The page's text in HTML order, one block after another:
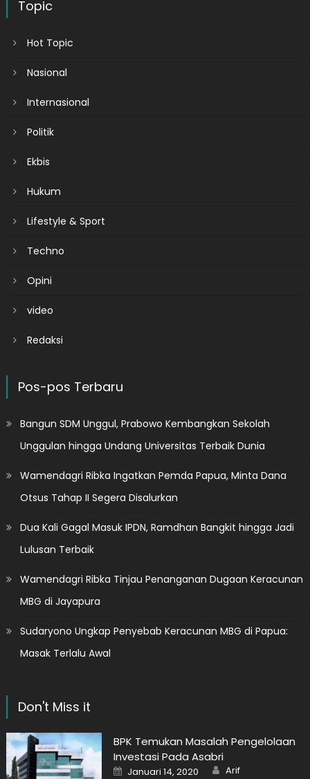
Topic
Hot Topic
Nasional
Internasional
Politik
Ekbis
Hukum
Lifestyle & Sport
Techno
Opini
video
Redaksi
Pos-pos Terbaru
Bangun SDM Unggul, Prabowo Kembangkan Sekolah
Unggulan hingga Undang Universitas Terbaik Dunia
Wamendagri Ribka Ingatkan Pemda Papua, Minta Dana
Otsus Tahap II Segera Disalurkan
Dua Kali Gagal Masuk IPDN, Ramdhan Bangkit hingga Jadi
Lulusan Terbaik
Wamendagri Ribka Tinjau Penanganan Dugaan Keracunan
MBG di Jayapura
Sudaryono Ungkap Penyebab Keracunan MBG di Papua:
Masak Terlalu Awal
Don't Miss it
BPK Temukan Masalah Pengelolaan
Investasi Pada Asabri
Posted
Januari 14, 2020 Author
Arif